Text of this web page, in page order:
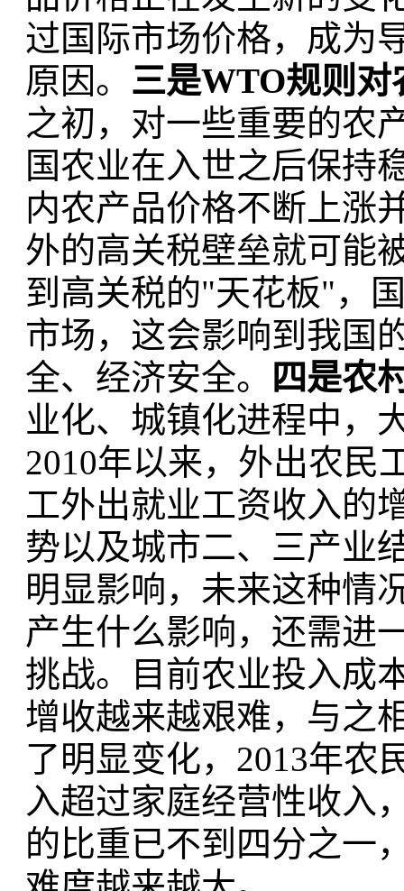
过国际市场价格，成为
原因。 三是WTO规则
之初，对一些重要的农
国农业在入世之后保持
内农产品价格不断上涨
外的高关税壁垒就可能
到高关税的"天花板"，
市场，这会影响到我国
全、经济安全。
四是农
业化、城镇化进程中，
2010年以来，外出农民
工外出就业工资收入的
势以及城市二、三产业
明显影响，未来这种情
产生什么影响，还需进
挑战。目前农业投入成
增收越来越艰难，与之
了明显变化，2013年农
入超过家庭经营性收入
的比重已不到四分之一